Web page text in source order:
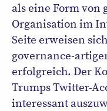
als eine Form von
Organisation im
Seite erweisen
governance-
erfolgreich. Der
Trumps Twitter-
interessant